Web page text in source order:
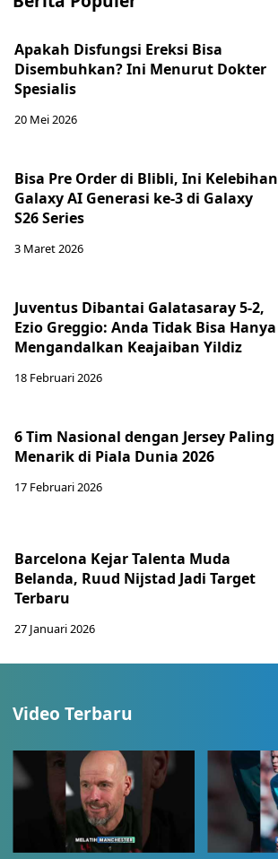
Apakah Disfungsi Ereksi Bisa
Disembuhkan? Ini Menurut Dokter
Spesialis
20 Mei 2026
Bisa Pre Order di Blibli, Ini Kelebihan
Galaxy AI Generasi ke-3 di Galaxy
S26 Series
3 Maret 2026
Juventus Dibantai Galatasaray 5-2,
Ezio Greggio: Anda Tidak Bisa Hanya
Mengandalkan Keajaiban Yildiz
18 Februari 2026
6 Tim Nasional dengan Jersey Paling
Menarik di Piala Dunia 2026
17 Februari 2026
Barcelona Kejar Talenta Muda
Belanda, Ruud Nijstad Jadi Target
Terbaru
27 Januari 2026
Video Terbaru